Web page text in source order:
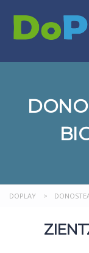
DOPLAY >